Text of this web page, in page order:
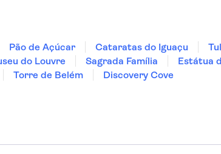
Pão de Açúcar Cataratas do Iguaçu
do Louvre Sagrada Família Estátua
Torre de Belém
Discovery Cove